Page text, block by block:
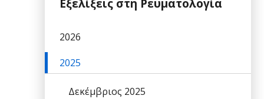
Εξελίξεις στη Ρευματολογία
2026
2025
Δεκέμβριος 2025